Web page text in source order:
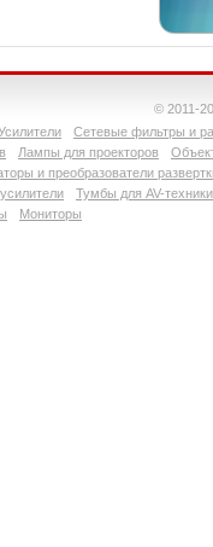
© 2011-
Сетевые фильтры и
Лампы для проекторов
и преобразователи
Тумбы для AV-техники
Мониторы